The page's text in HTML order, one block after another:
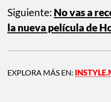
Siguiente:
No vas a